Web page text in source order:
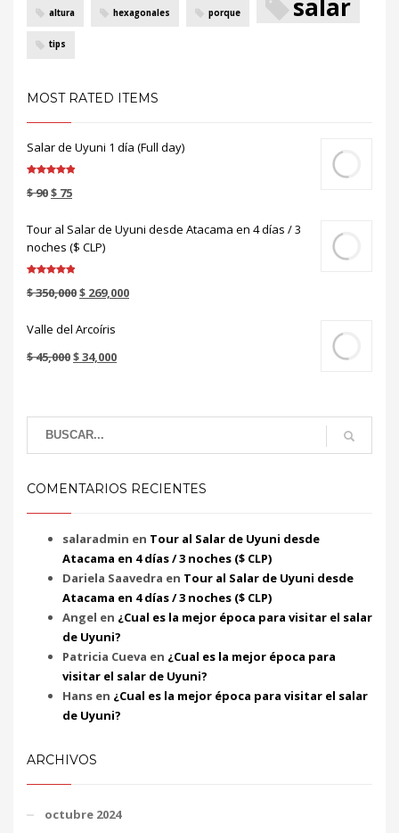
altura hexagonales porque salar
tips
MOST RATED ITEMS
Salar de Uyuni 1 día (Full day)
5.00de 5
$90$ 75
Tour al Salar de Uyuni desde Atacama en 4 días / 3
noches ($ CLP)
5.00de 5
$350,000$ 269,000
Valle del Arcoíris
$45,000$34,000
COMENTARIOS RECIENTES
salaradmin en Tour al Salar de Uyuni desde
Atacama en 4 días / 3 noches ($ CLP)
Dariela Saavedra en Tour al Salar de Uyuni desde
Atacama en 4 días / 3 noches ($ CLP)
Angel en ¿Cual es la mejor época para visitar el salar
de Uyuni?
Patricia Cueva en ¿Cual es la mejor época para
visitar el salar de Uyuni?
Hans en ¿Cual es la mejor época para visitar el salar
de Uyuni?
ARCHIVOS
octubre 2024